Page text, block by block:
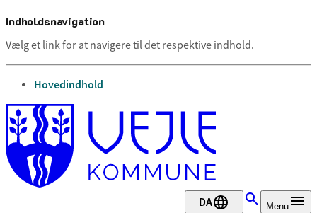
Indholdsnavigation
Vælg et link for at navigere til det respektive indhold.
gå til
Hovedindhold
DA Menu